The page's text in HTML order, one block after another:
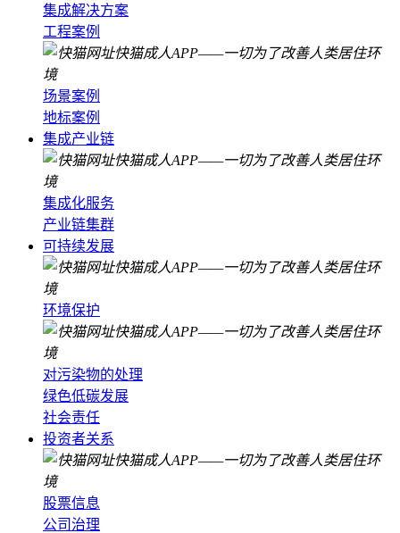
集成解决方案
工程案例
场景案例
地标案例
集成产业链
集成化服务
产业链集群
可持续发展
环境保护
对污染物的处理
绿色低碳发展
社会责任
投资者关系
股票信息
公司治理